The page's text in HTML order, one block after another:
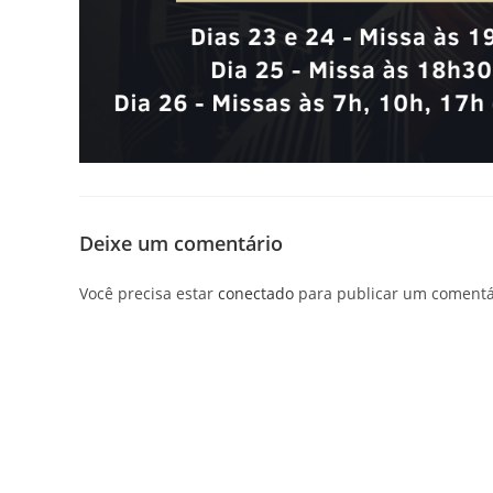
Deixe um comentário
Você precisa estar conectado para publicar um